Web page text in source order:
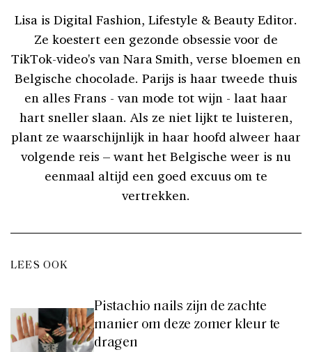
Lisa is Digital Fashion, Lifestyle & Beauty Editor.
Ze koestert een gezonde obsessie voor de
TikTok-video's van Nara Smith, verse bloemen en
Belgische chocolade. Parijs is haar tweede thuis
en alles Frans - van mode tot wijn - laat haar
hart sneller slaan. Als ze niet lijkt te luisteren,
plant ze waarschijnlijk in haar hoofd alweer haar
volgende reis – want het Belgische weer is nu
eenmaal altijd een goed excuus om te
vertrekken.
LEES OOK
Pistachio nails zijn de zachte
manier om deze zomer kleur te
dragen